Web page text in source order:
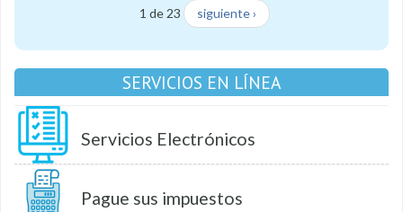
1 de 23 siguiente ›
SERVICIOS EN LÍNEA
Servicios Electrónicos
Pague sus impuestos